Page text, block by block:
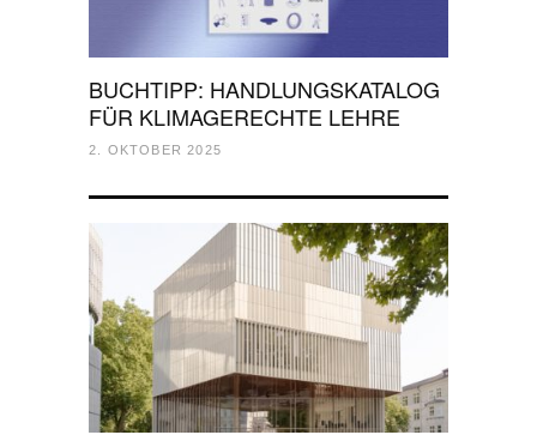
BUCHTIPP: HANDLUNGSKATALOG
FÜR KLIMAGERECHTE LEHRE
2. OKTOBER 2025